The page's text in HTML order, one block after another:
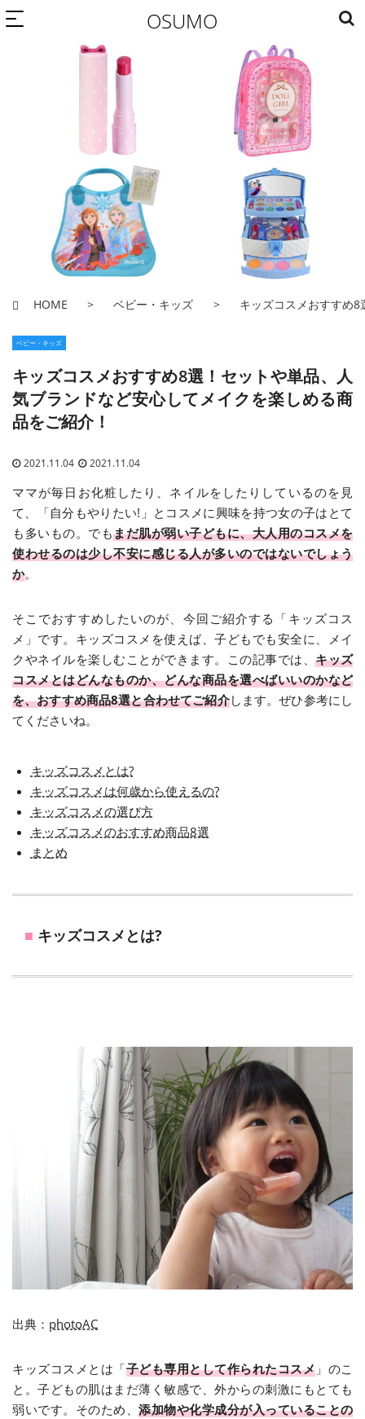
OSUMO
HOME ベビー・キッズ キッズコスメおすすめ
ベビー・キッズ
キッズコスメおすすめ8選！セットや単品、人
気ブランドなど安心してメイクを楽しめる商
品をご紹介！
2021.11.04 2021.11.04
ママが毎日お化粧したり、ネイルをしたりしているのを見
て、「自分もやりたい!」とコスメに興味を持つ女の子はとて
も多いもの。でもまだ肌が弱い子どもに、大人用のコスメを
使わせるのは少し不安に感じる人が多いのではないでしょう
か。
そこでおすすめしたいのが、今回ご紹介する「キッズコス
メ」です。キッズコスメを使えば、子どもでも安全に、メイ
クやネイルを楽しむことができます。この記事では、 キッズ
コスメとはどんなものか、どんな商品を選べばいいのかなど
を、おすすめ商品8選と合わせてご紹介します。ぜひ参考にし
てくださいね。
キッズコスメとは?
キッズコスメは何歳から使えるの?
キッズコスメの選び方
キッズコスメのおすすめ商品8選
まとめ
キッズコスメとは?
出典： photoAC
キッズコスメとは「子ども専用として作られたコスメ 」のこ
と。子どもの肌はまだ薄く敏感で、外からの刺激にもとても
弱いです。そのため、 添加物や化学成分が入っていることの